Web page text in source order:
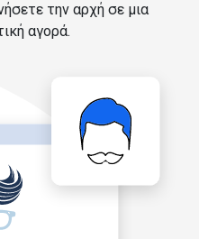
την αρχή σε μια
αγορά.